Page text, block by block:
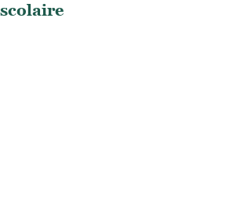
scolaire